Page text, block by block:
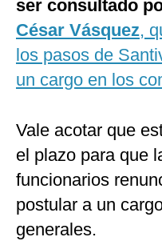
ser consultado
César Vásquez,
los pasos de
un cargo en los
Vale acotar que
el plazo para que
funcionarios
postular a un
generales.